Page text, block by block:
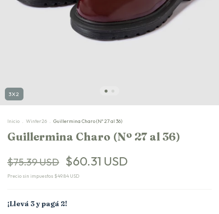
3X2
Inicio Winter26 Guillermina Charo (Nº 27 al 36)
Guillermina Charo (Nº 27 al 36)
$75.39 USD $60.31 USD
Precio sin impuestos $49.84 USD
¡Llevá 3 y pagá 2!